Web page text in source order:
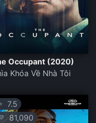
Occupant (2020)
Khóa Về Nhà Tôi
7.5
81,090